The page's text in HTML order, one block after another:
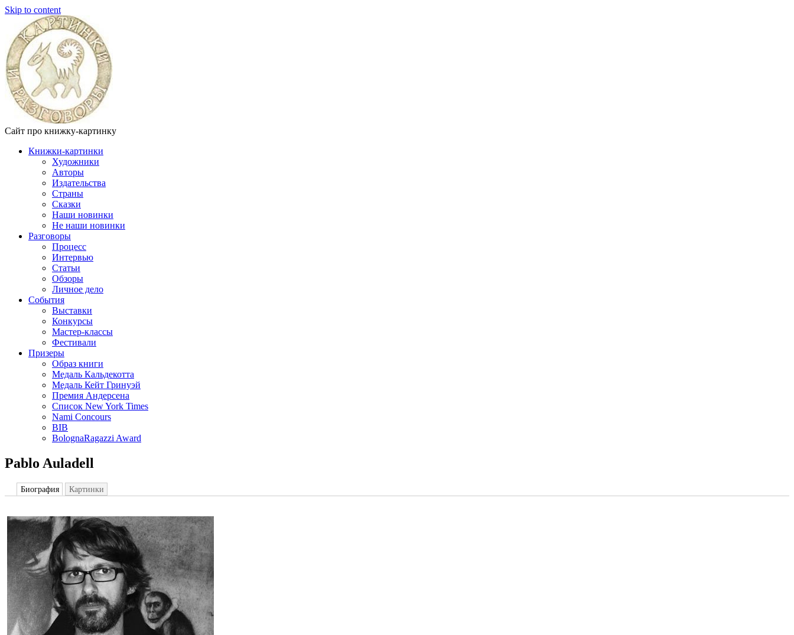
Skip to content
Сайт про книжку-картинку
Книжки-картинки
Художники
Авторы
Издательства
Страны
Сказки
Наши новинки
Не наши новинки
Разговоры
Процесс
Интервью
Статьи
Обзоры
Личное дело
События
Выставки
Конкурсы
Мастер-классы
Фестивали
Призеры
Образ книги
Медаль Кальдекотта
Медаль Кейт Гринуэй
Премия Андерсена
Список New York Times
Nami Concours
BIB
BolognaRagazzi Award
Pablo Auladell
Биография Картинки